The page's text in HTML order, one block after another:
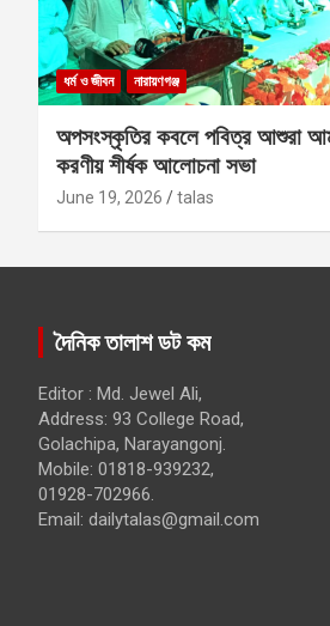
ধর্ম ও জীবন নারায়ণগঞ্জ
অপসংস্কৃতির কবলে পবিত্র আশুরা
করণীয় শীর্ষক আলোচনা সভা
June 19, 2026 talas
দৈনিক তালাশ ডট কম
Editor : Md. Jewel Ali,
Address: 93 College Road,
Golachipa, Narayangonj.
Mobile: 01818-939232,
01928-702966.
Email: dailytalas@gmail.com